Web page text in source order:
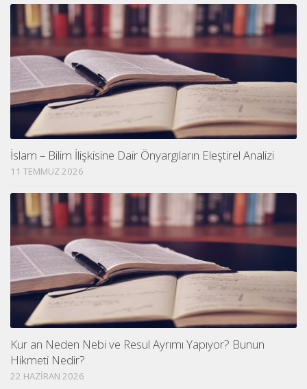
İslam – Bilim İlişkisine Dair Önyargıların Eleştirel Analizi
11 TEMMUZ 2026
Kur an Neden Nebi ve Resul Ayrımı Yapıyor? Bunun
Hikmeti Nedir?
22 HAZIRAN 2026